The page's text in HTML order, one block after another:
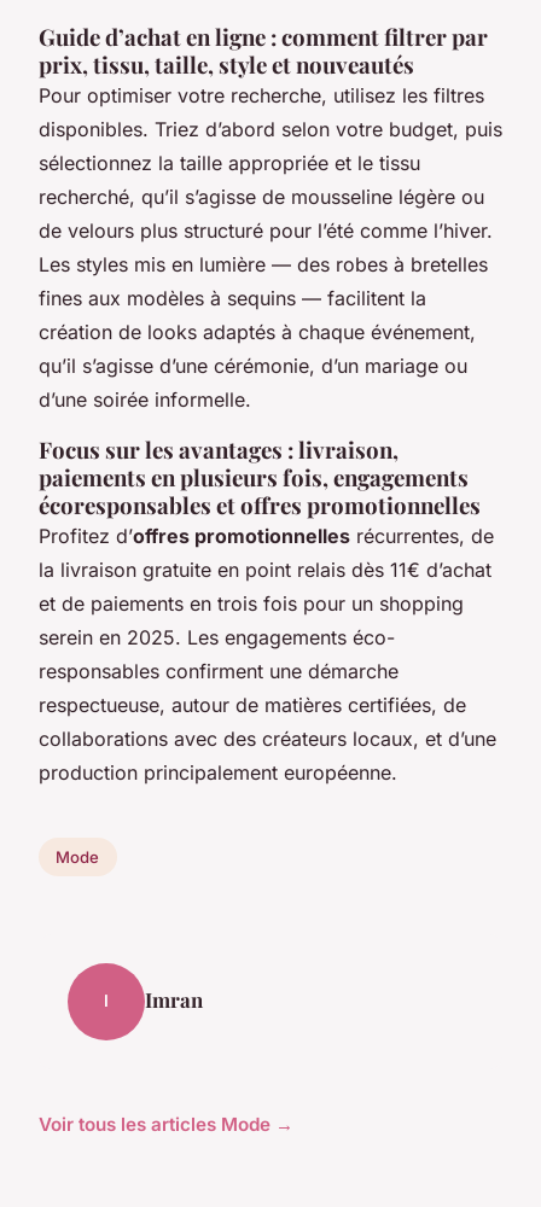
Guide d’achat en ligne : comment filtrer par
prix, tissu, taille, style et nouveautés
Pour optimiser votre recherche, utilisez les filtres
disponibles. Triez d’abord selon votre budget, puis
sélectionnez la taille appropriée et le tissu
recherché, qu’il s’agisse de mousseline légère ou
de velours plus structuré pour l’été comme l’hiver.
Les styles mis en lumière — des robes à bretelles
fines aux modèles à sequins — facilitent la
création de looks adaptés à chaque événement,
qu’il s’agisse d’une cérémonie, d’un mariage ou
d’une soirée informelle.
Focus sur les avantages : livraison,
paiements en plusieurs fois, engagements
écoresponsables et offres promotionnelles
Profitez d’offres promotionnelles récurrentes, de
la livraison gratuite en point relais dès 11€ d’achat
et de paiements en trois fois pour un shopping
serein en 2025. Les engagements éco-
responsables confirment une démarche
respectueuse, autour de matières certifiées, de
collaborations avec des créateurs locaux, et d’une
production principalement européenne.
Mode
I Imran
Voir tous les articles Mode →